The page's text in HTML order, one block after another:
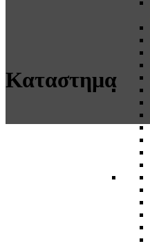
Καταστημα